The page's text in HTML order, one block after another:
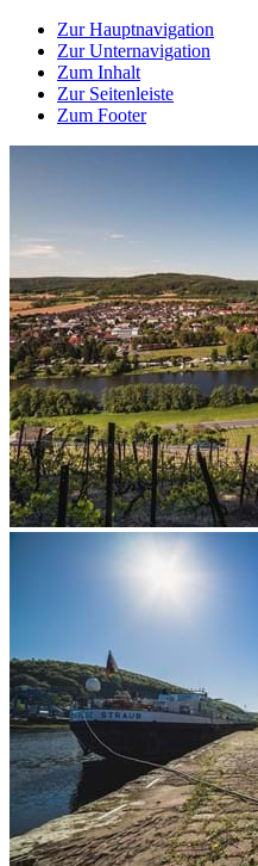
Zur Hauptnavigation
Zur Unternavigation
Zum Inhalt
Zur Seitenleiste
Zum Footer